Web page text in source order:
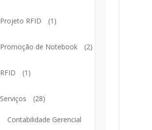
Projeto RFID (1)
Promoção de Notebook (2)
RFID (1)
Serviços (28)
Contabilidade Gerencial